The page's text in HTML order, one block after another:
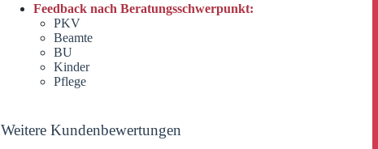
Feedback nach Beratungsschwerpunkt:
PKV
Beamte
BU
Kinder
Pflege
Weitere Kundenbewertungen